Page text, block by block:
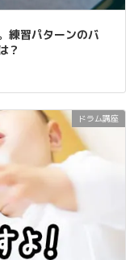
練習パターンのバ
？
ドラム講座